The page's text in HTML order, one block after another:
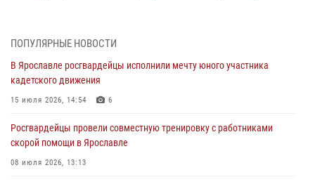
Росгвардейцы изъяли 41 единицу гражданского оружия в связи с
нарушением законодательства
30 июля 2026, 11:51
В региональном управлении Росгвардии состоялся молебен,
приуроченный к празднику Крещения Руси
28 июля 2026, 14:56
ПОПУЛЯРНЫЕ НОВОСТИ
В Ярославле росгвардейцы исполнили мечту юного участника
кадетского движения
15 июля 2026, 14:54 6
Росгвардейцы провели совместную тренировку с работниками
скорой помощи в Ярославле
08 июля 2026, 13:13